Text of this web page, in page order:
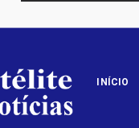
INÍCIO